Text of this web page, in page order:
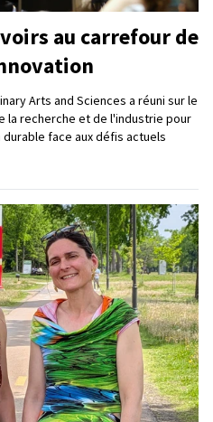
au carrefour de
Arts and Sciences a réuni sur le
la recherche et de l'industrie pour
face aux défis actuels